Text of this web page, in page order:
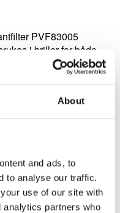
About
and ads, to
to analyse our traffic.
use of our site with
analytics partners who
PVF83005
i briller for både
Det gul-
Aktiv gul 3004 og
på hele
blending. Dette
i omgivelser gir
snø. Filteret tar
som reduserer